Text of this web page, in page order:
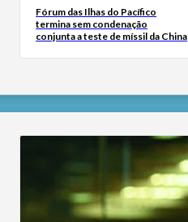
Fórum das Ilhas do Pacífico
termina sem condenação
conjunta a teste de míssil da China